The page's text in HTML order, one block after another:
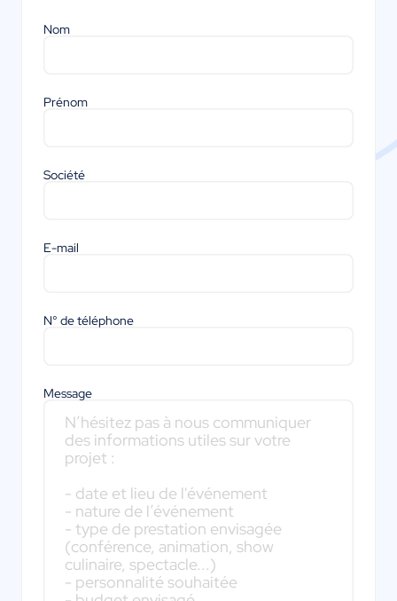
Nom
Prénom
Société
E-mail
N° de téléphone
Message